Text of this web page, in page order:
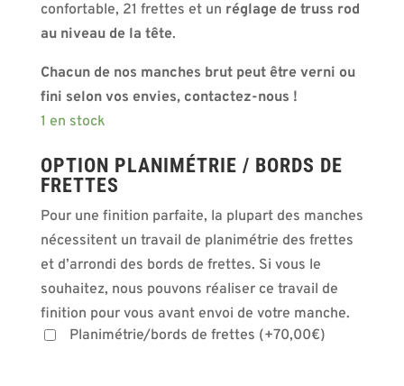
confortable, 21 frettes et un réglage de truss rod
au niveau de la tête.
Chacun de nos manches brut peut être verni ou
fini selon vos envies, contactez-nous !
1 en stock
OPTION PLANIMÉTRIE / BORDS DE
FRETTES
Pour une finition parfaite, la plupart des manches
nécessitent un travail de planimétrie des frettes
et d’arrondi des bords de frettes. Si vous le
souhaitez, nous pouvons réaliser ce travail de
finition pour vous avant envoi de votre manche.
Planimétrie/bords de frettes (+70,00€)